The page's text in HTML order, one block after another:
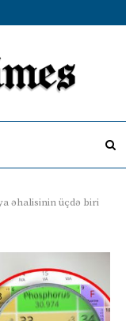
əhalisinin üçdə biri